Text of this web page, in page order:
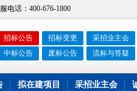
电话：400-676-1800
招标公告 招标变更
采招业主会
中标公告
废标公告 流标与答疑
拟在建项目 采招业主会